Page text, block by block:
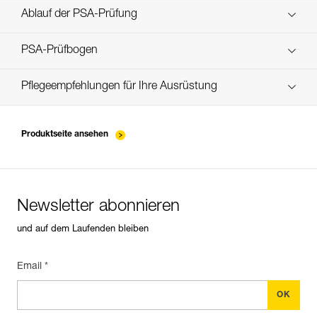
Bestände Entdecken Sie ePPEcentre
Ablauf der PSA-Prüfung
verif-EPI-bloqueur-procedure-DE
PSA-Prüfbogen
verif-EPI-bloqueur-suivi-DE
Pflegeempfehlungen für Ihre Ausrüstung
Produktseite ansehen
Newsletter abonnieren
und auf dem Laufenden bleiben
Email *